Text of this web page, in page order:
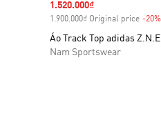
Sale price
1.520.000₫
1.900.000₫ Original price -20%
Áo Track Top adidas
Nam Sportswear